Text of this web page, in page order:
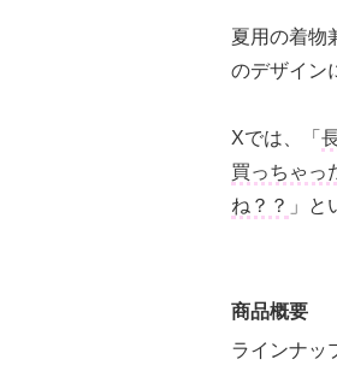
夏用の着物
のデザイン
Xでは、「
買っちゃっ
ね？？ 」と
商品概要
ラインナッ